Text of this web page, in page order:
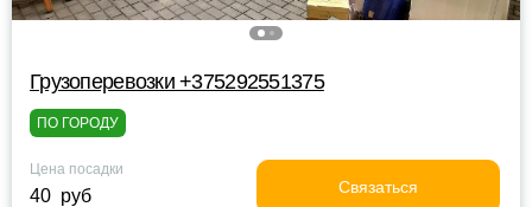
Грузоперевозки +375292551375
ПО ГОРОДУ
Цена посадки
40 руб Связаться